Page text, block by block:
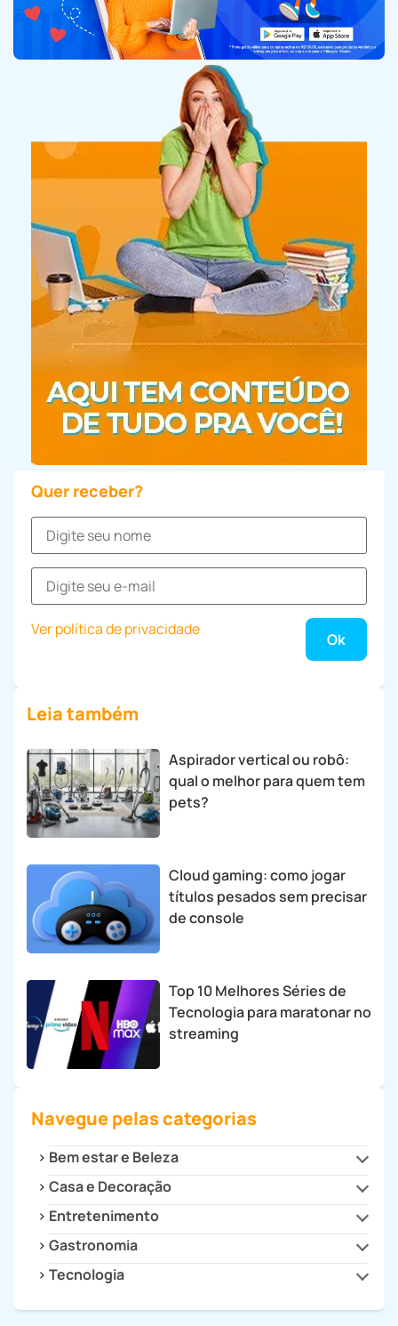
Quer receber?
Ver política de privacidade
Leia também
Aspirador vertical ou robô:
qual o melhor para quem tem
pets?
Cloud gaming: como jogar
títulos pesados sem precisar
de console
Top 10 Melhores Séries de
Tecnologia para maratonar no
streaming
Navegue pelas categorias
Bem estar e Beleza
Beleza e Estilo
Saúde
Casa e Decoração
Cozinha
Decoração
Dicas para Casa
Eletrodomésticos
Entretenimento
Cultura
Filmes e Séries
Games
Gastronomia
Drinks e Bebidas
Tecnologia